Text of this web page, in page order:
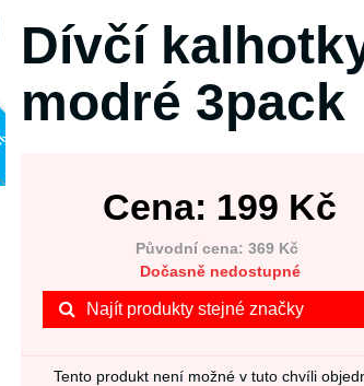
Dívčí
modré 3pack
Cena: 199 Kč
Původní cena: 369 Kč
Dočasně nedostupné
Najít produkty stejné značky
Tento produkt není možné v tuto chvíli